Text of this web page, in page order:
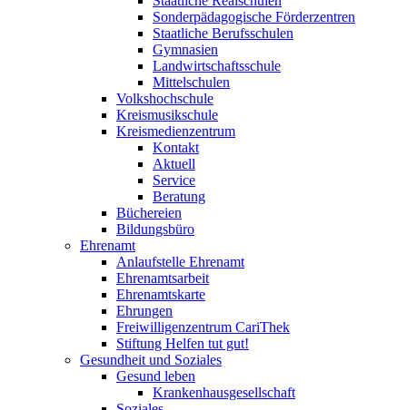
Sonderpädagogische Förderzentren
Staatliche Berufsschulen
Gymnasien
Landwirtschaftsschule
Mittelschulen
Volkshochschule
Kreismusikschule
Kreismedienzentrum
Kontakt
Aktuell
Service
Beratung
Büchereien
Bildungsbüro
Ehrenamt
Anlaufstelle Ehrenamt
Ehrenamtsarbeit
Ehrenamtskarte
Ehrungen
Freiwilligenzentrum CariThek
Stiftung Helfen tut gut!
Gesundheit und Soziales
Gesund leben
Krankenhausgesellschaft